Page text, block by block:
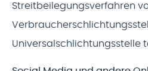
Streitbeilegungsverfahren
Universalschlichtungsstelle